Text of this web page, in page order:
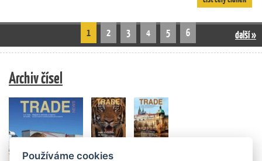
1 2 3 4 5 6 další »
Archiv čísel
Používáme cookies